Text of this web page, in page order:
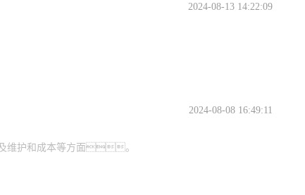
2024-08-13 14:22:09
2024-08-08 16:49:11
维护和成本等方面。